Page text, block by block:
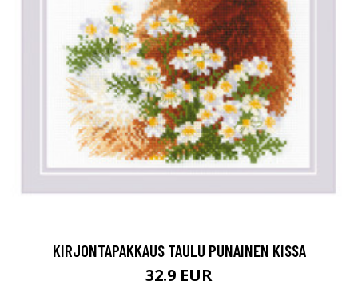
KIRJONTAPAKKAUS TAULU PUNAINEN KISSA
32.9 EUR